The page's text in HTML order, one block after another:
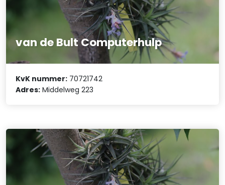
van de Bult Computerhulp
KvK nummer: 70721742
Adres: Middelweg 223